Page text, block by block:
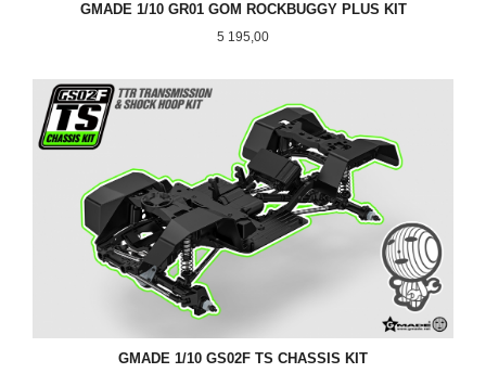
GMADE 1/10 GR01 GOM ROCKBUGGY PLUS KIT
Pris
5 195,00
GMADE 1/10 GS02F TS CHASSIS KIT